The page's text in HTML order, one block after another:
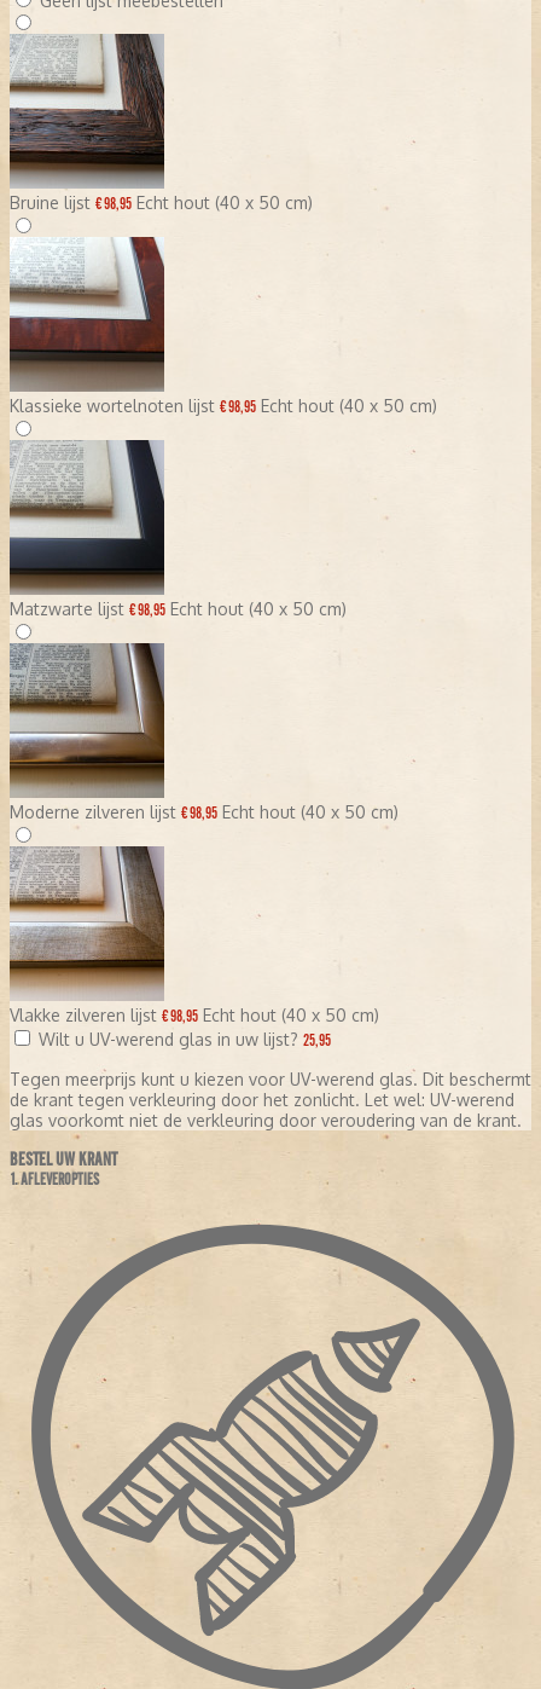
Bruine lijst € 98,95 Echt hout (40 x 50 cm)
Klassieke wortelnoten lijst € 98,95 Echt hout (40 x 50 cm)
Matzwarte lijst € 98,95 Echt hout (40 x 50 cm)
Moderne zilveren lijst € 98,95 Echt hout (40 x 50 cm)
Vlakke zilveren lijst € 98,95 Echt hout (40 x 50 cm)
Wilt u UV-werend glas in uw lijst? 25,95
Tegen meerprijs kunt u kiezen voor UV-werend glas. Dit beschermt
de krant tegen verkleuring door het zonlicht. Let wel: UV-werend
glas voorkomt niet de verkleuring door veroudering van de krant.
BESTEL UW KRANT
1. AFLEVEROPTIES